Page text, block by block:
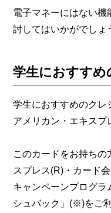
電子マネーにはない機
討してはいかがでしょ
学生におすすめ
学生におすすめのクレ
アメリカン・エキスプ
このカードをお持ちの
スプレス(R)・カード
キャンペーンプログラ
シュバック」(※)をご